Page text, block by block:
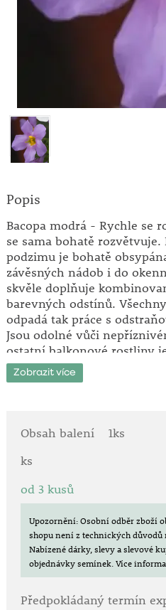
Popis
Bacopa modrá - Rychle se
se sama bohatě rozvětvuje.
podzimu je bohatě
závěsných nádob i do
skvěle doplňuje
barevných odstínů.
odpadá tak práce s
Jsou odolné vůči
ostatní balkonové rostliny
hnojit. Tím se výrazně
rostliny v květináči.
Doba kvetení: květen - říjen.
Zobrazit více
Obsah balení
1ks
ks
od 3 kusů
Upozornění: Osobní odběr zboží
shopu není z technických důvodů
Nabízené dárky, slevy a slevové
objednávky semínek.Více
Předpokládaný termín